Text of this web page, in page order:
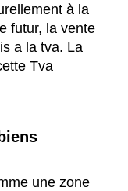
à la
futur, la vente
a la tva. La
Tva
une zone